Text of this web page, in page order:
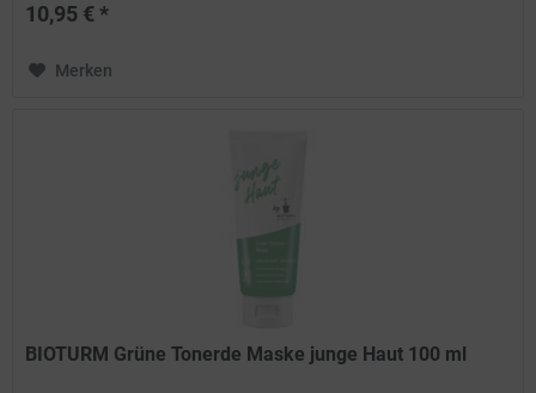
10,95 € *
Merken
BIOTURM Grüne Tonerde Maske junge Haut 100 ml